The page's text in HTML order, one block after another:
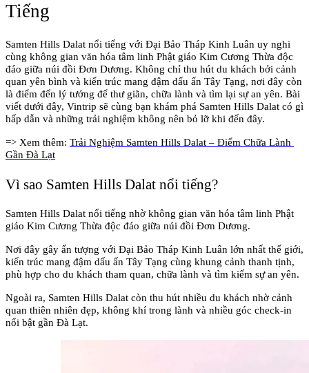
Tiếng
Samten Hills Dalat nổi tiếng với Đại Bảo Tháp Kinh Luân uy nghi
cùng không gian văn hóa tâm linh Phật giáo Kim Cương Thừa độc
đáo giữa núi đồi Đơn Dương. Không chỉ thu hút du khách bởi cảnh
quan yên bình và kiến trúc mang đậm dấu ấn Tây Tạng, nơi đây còn
là điểm đến lý tưởng để thư giãn, chữa lành và tìm lại sự an yên. Bài
viết dưới đây, Vintrip sẽ cùng bạn khám phá Samten Hills Dalat có gì
hấp dẫn và những trải nghiệm không nên bỏ lỡ khi đến đây.
=> Xem thêm: Trải Nghiệm Samten Hills Dalat – Điểm Chữa Lành
Gần Đà Lạt
Vì sao Samten Hills Dalat nổi tiếng?
Samten Hills Dalat nổi tiếng nhờ không gian văn hóa tâm linh Phật
giáo Kim Cương Thừa độc đáo giữa núi đồi Đơn Dương.
Nơi đây gây ấn tượng với Đại Bảo Tháp Kinh Luân lớn nhất thế giới,
kiến trúc mang đậm dấu ấn Tây Tạng cùng khung cảnh thanh tịnh,
phù hợp cho du khách tham quan, chữa lành và tìm kiếm sự an yên.
Ngoài ra, Samten Hills Dalat còn thu hút nhiều du khách nhờ cảnh
quan thiên nhiên đẹp, không khí trong lành và nhiều góc check-in
nổi bật gần Đà Lạt.